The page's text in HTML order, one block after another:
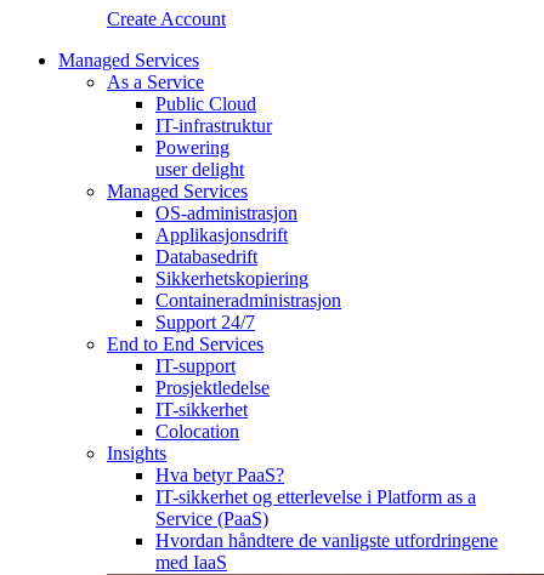
Create Account
Managed Services
As a Service
Public Cloud
IT-infrastruktur
Powering
user delight
Managed Services
OS‑administrasjon
Applikasjonsdrift
Databasedrift
Sikkerhetskopiering
Containeradministrasjon
Support 24/7
End to End Services
IT-support
Prosjektledelse
IT-sikkerhet
Colocation
Insights
Hva betyr PaaS?
IT-sikkerhet og etterlevelse i Platform as a
Service (PaaS)
Hvordan håndtere de vanligste utfordringene
med IaaS